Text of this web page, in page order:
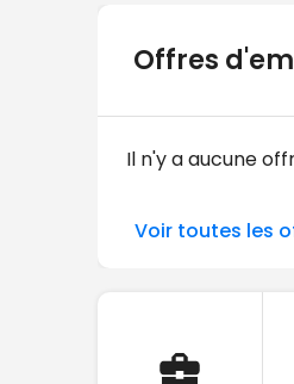
Offres
Il n'y a aucune
Voir toutes les